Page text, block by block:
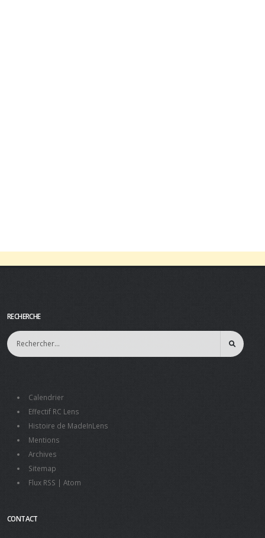
RECHERCHE
Calendrier
Effectif RC Lens
Histoire de MadeInLens
Mentions
Archives
Sitemap
Flux RSS | Atom
CONTACT